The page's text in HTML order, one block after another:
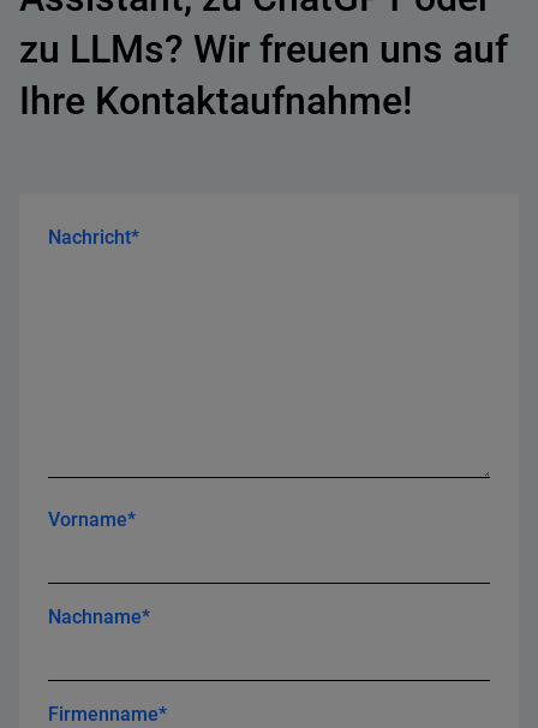
zu LLMs? Wir freuen uns auf
Ihre Kontaktaufnahme!
Nachricht*
Vorname*
Nachname*
Firmenname*